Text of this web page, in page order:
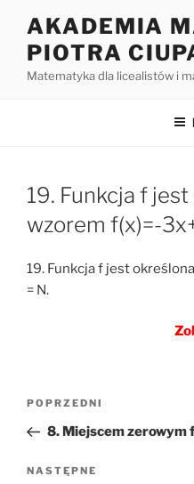
treści
AKADEMIA
PIOTRA
Matematyka dla licealistów i
19. Funkcja f
wzorem f(x)=-
19. Funkcja f jest
= N.
Nawigacja
Poprzedni
wpis
POPRZEDNI
8. Miejscem zerowym
Następny
NASTĘPNE